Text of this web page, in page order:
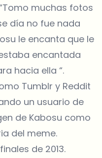
muchas fotos
día no fue nada
le encanta que le
encantada
hacia ella “.
Tumblr y Reddit
un usuario de
de Kabosu como
del meme.
de 2013.